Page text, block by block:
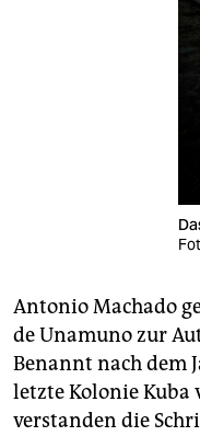
Antonio Machado
de Una­muno zur
Benannt nach dem
letzte Kolonie Kuba
verstanden die